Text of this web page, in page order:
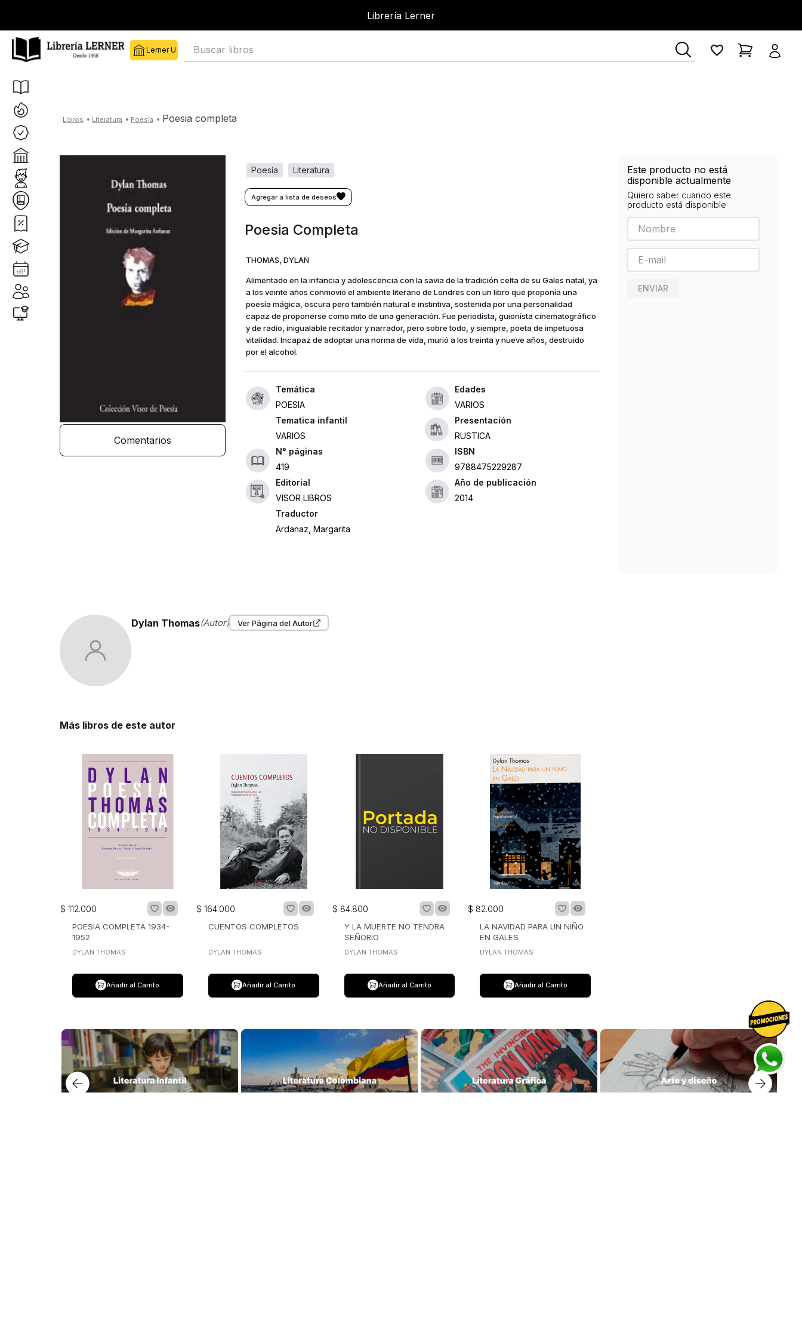
Librería Lerner
Buscar libros
literatura poesía poesia completa
Comentarios
literatura
poesía
Poesia Completa
THOMAS, DYLAN
Alimentado en la infancia y adolescencia con la savia de la tradición celta de su Gales natal, ya
a los veinte años conmovió el ambiente literario de Londres con un libro que proponía una
poesía mágica, oscura pero también natural e instintiva, sostenida por una personalidad
capaz de proponerse como mito de una generación. Fue periodísta, guionísta cinematográfico
y de radio, inigualable recitador y narrador, pero sobre todo, y siempre, poeta de impetuosa
vitalidad. Incapaz de adoptar una norma de vida, murió a los treinta y nueve años, destruido
por el alcohol.
POESIA
Edades
VARIOS
Tematica infantil
VARIOS
Presentación
RUSTICA
419
ISBN
9788475229287
Editorial
VISOR LIBROS
Año de publicación
2014
Traductor
Ardanaz, Margarita
Este producto no está
disponible actualmente
Quiero saber cuando este
producto está disponible
ENVIAR
Dylan Thomas(Autor) Ver Página del Autor
Más libros de este autor
$ 112.000
POESIA COMPLETA 1934-
1952
DYLAN THOMAS
Añadir al Carrito
$ 164.000
CUENTOS COMPLETOS
DYLAN THOMAS
Añadir al Carrito
$ 84.800
Y LA MUERTE NO TENDRA
SEÑORIO
DYLAN THOMAS
Añadir al Carrito
$ 82.000
LA NAVIDAD PARA UN NIÑO
EN GALES
DYLAN THOMAS
Añadir al Carrito